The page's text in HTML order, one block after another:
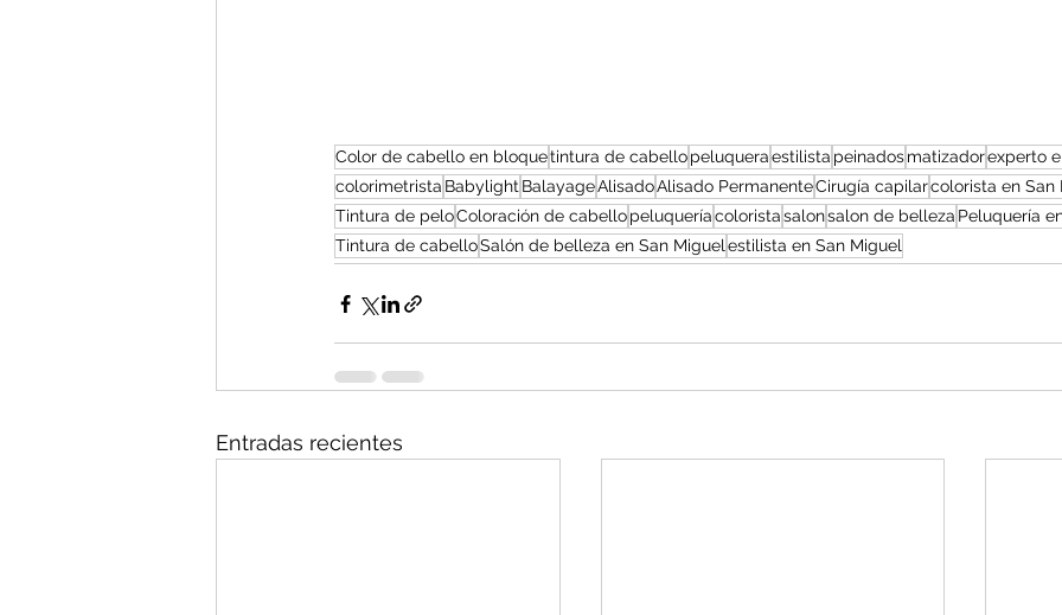
Color de cabello en bloquetintura de cabellopeluqueraestilista peinadosmatizadorexperto
colorimetrista Babylight BalayageAlisadoAlisado PermanenteCirugía capilarcolorista en San
Tintura de peloColoración de cabellopeluqueríacoloristasalonsalon de belleza Peluquería
Tintura de cabelloSalón de belleza en San Miguel estilista en San Miguel
Entradas recientes